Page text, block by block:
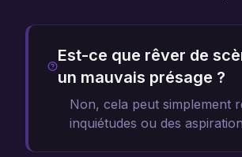
Est-ce que rêver de
un mauvais présage ?
Non, cela peut simplement
inquiétudes ou des